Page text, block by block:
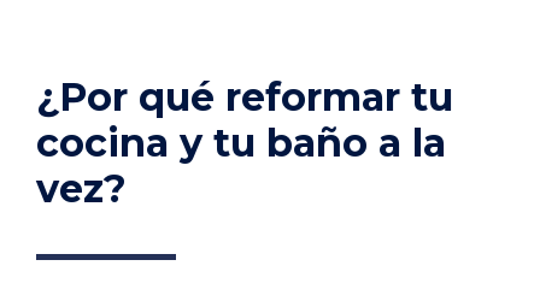
¿Por qué reformar tu
cocina y tu baño a la
vez?